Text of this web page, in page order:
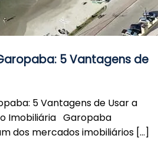
5 Vantagens de
5 Vantagens de Usar a
Imobiliária Garopaba
dos mercados imobiliários […]